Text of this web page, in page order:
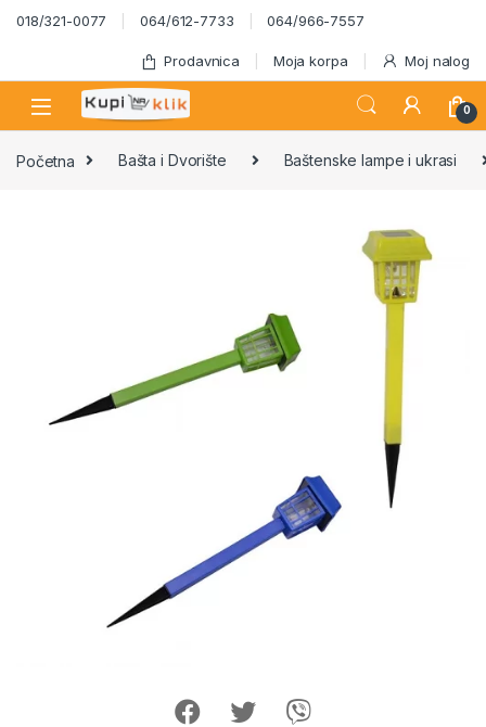
Skip to navigation
Skip to content
018/321-0077 064/612-7733 064/966-7557
Prodavnica Moja korpa Moj nalog
0
Početna Bašta i Dvorište Baštenske lampe i ukrasi